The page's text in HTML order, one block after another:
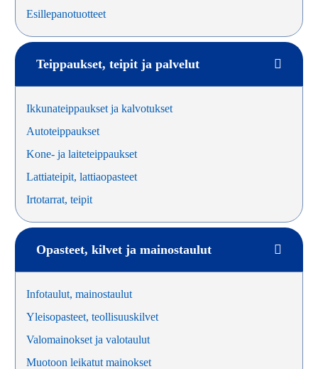
Esillepanotuotteet
Teippaukset, teipit ja palvelut
Ikkunateippaukset ja kalvotukset
Autoteippaukset
Kone- ja laiteteippaukset
Lattiateipit, lattiaopasteet
Irtotarrat, teipit
Opasteet, kilvet ja mainostaulut
Infotaulut, mainostaulut
Yleisopasteet, teollisuuskilvet
Valomainokset ja valotaulut
Muotoon leikatut mainokset